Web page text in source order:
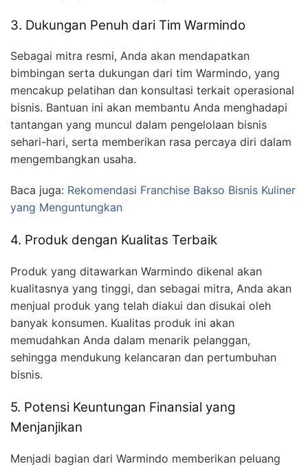
3. Dukungan Penuh dari Tim Warmindo
Sebagai mitra resmi, Anda akan mendapatkan
bimbingan serta dukungan dari tim Warmindo, yang
mencakup pelatihan dan konsultasi terkait operasional
bisnis. Bantuan ini akan membantu Anda menghadapi
tantangan yang muncul dalam pengelolaan bisnis
sehari-hari, serta memberikan rasa percaya diri dalam
mengembangkan usaha.
Baca juga: Rekomendasi Franchise Bakso Bisnis Kuliner
yang Menguntungkan
4. Produk dengan Kualitas Terbaik
Produk yang ditawarkan Warmindo dikenal akan
kualitasnya yang tinggi, dan sebagai mitra, Anda akan
menjual produk yang telah diakui dan disukai oleh
banyak konsumen. Kualitas produk ini akan
memudahkan Anda dalam menarik pelanggan,
sehingga mendukung kelancaran dan pertumbuhan
bisnis.
5. Potensi Keuntungan Finansial yang
Menjanjikan
Menjadi bagian dari Warmindo memberikan peluang